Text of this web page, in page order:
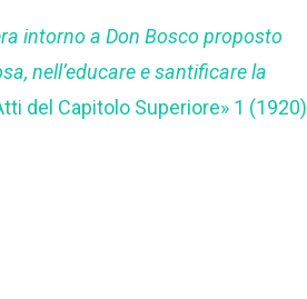
intorno a Don Bosco proposto
nell’educare e santificare la
del Capitolo Superiore» 1 (1920)